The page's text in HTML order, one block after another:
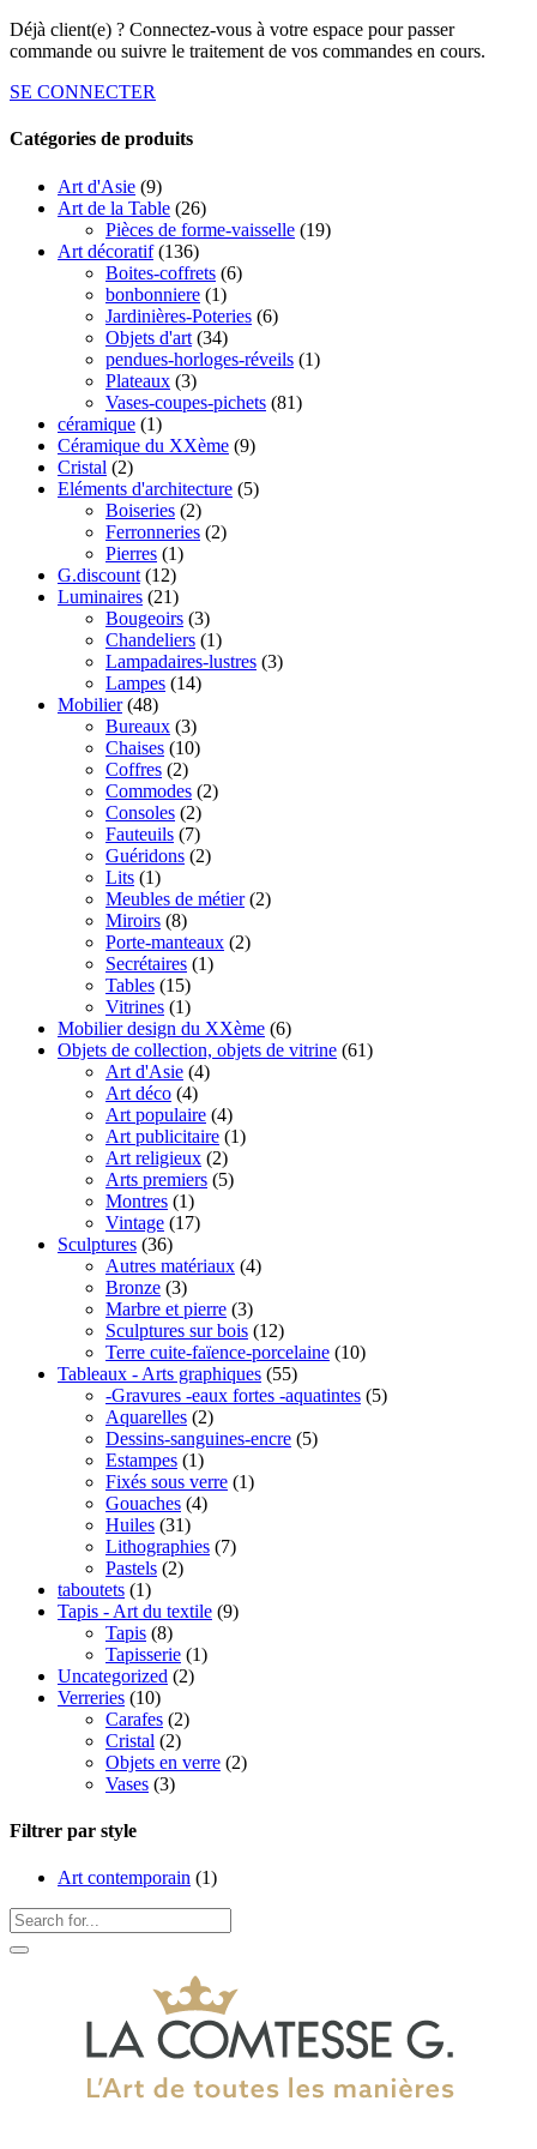
Déjà client(e) ? Connectez-vous à votre espace pour passer
commande ou suivre le traitement de vos commandes en cours.
SE CONNECTER
Catégories de produits
Art d'Asie (9)
Art de la Table (26)
Pièces de forme-vaisselle (19)
Art décoratif (136)
Boites-coffrets (6)
bonbonniere (1)
Jardinières-Poteries (6)
Objets d'art (34)
pendues-horloges-réveils (1)
Plateaux (3)
Vases-coupes-pichets (81)
céramique (1)
Céramique du XXème (9)
Cristal (2)
Eléments d'architecture (5)
Boiseries (2)
Ferronneries (2)
Pierres (1)
G.discount (12)
Luminaires (21)
Bougeoirs (3)
Chandeliers (1)
Lampadaires-lustres (3)
Lampes (14)
Mobilier (48)
Bureaux (3)
Chaises (10)
Coffres (2)
Commodes (2)
Consoles (2)
Fauteuils (7)
Guéridons (2)
Lits (1)
Meubles de métier (2)
Miroirs (8)
Porte-manteaux (2)
Secrétaires (1)
Tables (15)
Vitrines (1)
Mobilier design du XXème (6)
Objets de collection, objets de vitrine (61)
Art d'Asie (4)
Art déco (4)
Art populaire (4)
Art publicitaire (1)
Art religieux (2)
Arts premiers (5)
Montres (1)
Vintage (17)
Sculptures (36)
Autres matériaux (4)
Bronze (3)
Marbre et pierre (3)
Sculptures sur bois (12)
Terre cuite-faïence-porcelaine (10)
Tableaux - Arts graphiques (55)
-Gravures -eaux fortes -aquatintes (5)
Aquarelles (2)
Dessins-sanguines-encre (5)
Estampes (1)
Fixés sous verre (1)
Gouaches (4)
Huiles (31)
Lithographies (7)
Pastels (2)
taboutets (1)
Tapis - Art du textile (9)
Tapis (8)
Tapisserie (1)
Uncategorized (2)
Verreries (10)
Carafes (2)
Cristal (2)
Objets en verre (2)
Vases (3)
Filtrer par style
Art contemporain (1)